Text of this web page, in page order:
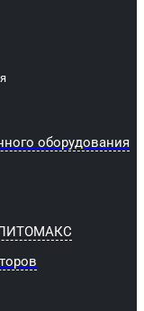
оборудования
ЛИТОМАКС